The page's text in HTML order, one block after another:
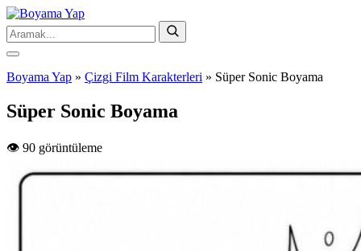
Boyama Yap » Çizgi Film Karakterleri » Süper Sonic Boyama
Süper Sonic Boyama
👁️ 90 görüntüleme